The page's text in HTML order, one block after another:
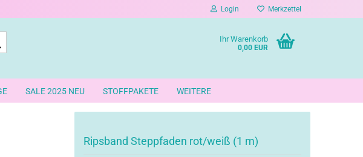
Login Merkzettel
Ihr Warenkorb
0,00 EUR
SALE 2025 NEU STOFFPAKETE WEITERE
Ripsband Steppfaden rot/weiß (1 m)